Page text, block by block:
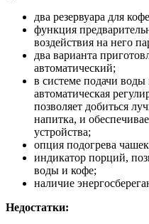
два резервуара для
функция
воздействия на него
два варианта
автоматический;
в системе подачи
автоматическая
позволяет добиться
напитка, и
устройства;
опция подогрева
индикатор порций,
воды и кофе;
наличие
Недостатки: